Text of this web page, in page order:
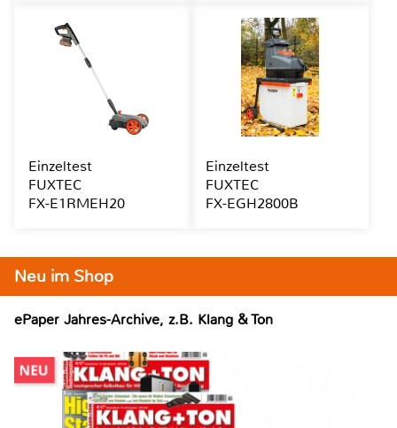
Neu im Shop
ePaper Jahres-Archive, z.B. Klang & Ton
Einzeltest
FUXTEC
FX-E1RMEH20
Einzeltest
FUXTEC
FX-EGH2800B